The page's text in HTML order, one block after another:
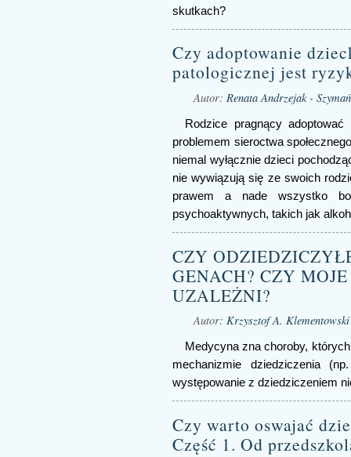
skutkach?
Czy adoptowanie
patologicznej jest
Autor: Renata Andrzejak -
Rodzice pragnący
problemem sieroctwa
niemal wyłącznie dzieci
nie wywiązują się ze swoich
prawem a nade wszystko
psychoaktywnych, takich jak
CZY
GENACH? CZY
UZALEŻNI?
Autor: Krzysztof A. Klementowski
Medycyna zna choroby,
mechanizmie dziedziczenia
występowanie z dziedziczeniem
Czy warto oswajać
Część 1. Od